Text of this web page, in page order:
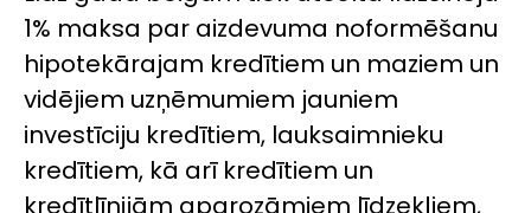
1% maksa par aizdevuma noformēšanu
hipotekārajam kredītiem un maziem un
vidējiem uzņēmumiem jauniem
investīciju kredītiem, lauksaimnieku
kredītiem, kā arī kredītiem un
kredītlīnijām apgrozāmiem līdzekļiem,